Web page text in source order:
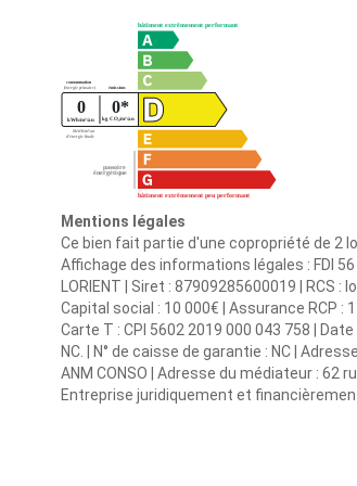
Mentions légales
Ce bien fait partie d'une copropriété de 2
Affichage des informations légales : FDI 56
LORIENT | Siret : 87909285600019 | RCS
Capital social : 10 000€ | Assurance RCP :
Carte T : CPI 5602 2019 000 043 758 |
NC. | N° de caisse de garantie : NC |
ANM CONSO | Adresse du médiateur : 62
Entreprise juridiquement et